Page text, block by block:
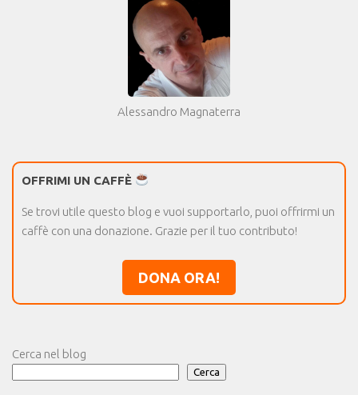
Alessandro Magnaterra
OFFRIMI UN CAFFÈ
Se trovi utile questo blog e vuoi supportarlo, puoi offrirmi un
caffè con una donazione. Grazie per il tuo contributo!
DONA ORA!
Cerca nel blog
Cerca